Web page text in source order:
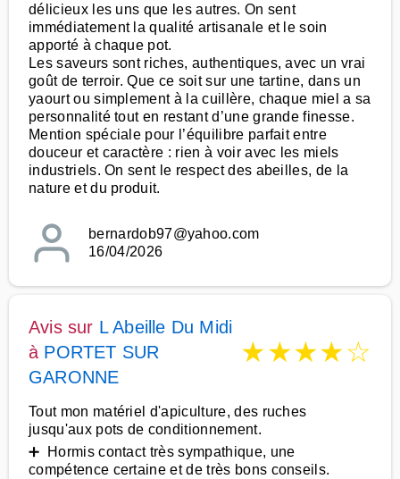
délicieux les uns que les autres. On sent
immédiatement la qualité artisanale et le soin
apporté à chaque pot.
Les saveurs sont riches, authentiques, avec un vrai
goût de terroir. Que ce soit sur une tartine, dans un
yaourt ou simplement à la cuillère, chaque miel a sa
personnalité tout en restant d’une grande finesse.
Mention spéciale pour l’équilibre parfait entre
douceur et caractère : rien à voir avec les miels
industriels. On sent le respect des abeilles, de la
nature et du produit.
bernardob97@yahoo.com
16/04/2026
Avis sur L Abeille Du Midi
à PORTET SUR
GARONNE
★★★★☆
Tout mon matériel d'apiculture, des ruches
jusqu'aux pots de conditionnement.
➕ Hormis contact très sympathique, une
compétence certaine et de très bons conseils.